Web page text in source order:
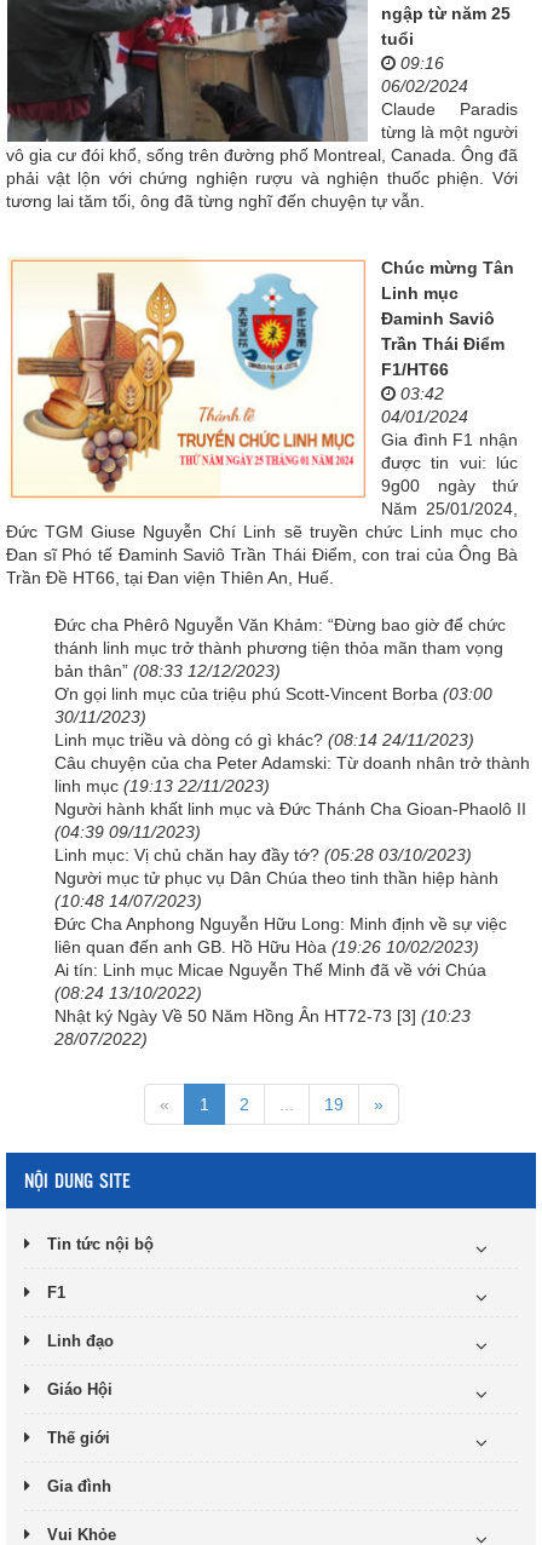
ngập từ năm 25
tuổi
09:16
06/02/2024
Claude Paradis
từng là một người
vô gia cư đói khổ, sống trên đường phố Montreal, Canada. Ông đã
phải vật lộn với chứng nghiện rượu và nghiện thuốc phiện. Với
tương lai tăm tối, ông đã từng nghĩ đến chuyện tự vẫn.
Chúc mừng Tân
Linh mục
Đaminh Saviô
Trần Thái Điểm
F1/HT66
03:42
04/01/2024
Gia đình F1 nhận
được tin vui: lúc
9g00 ngày thứ
Năm 25/01/2024,
Đức TGM Giuse Nguyễn Chí Linh sẽ truyền chức Linh mục cho
Đan sĩ Phó tế Đaminh Saviô Trần Thái Điểm, con trai của Ông Bà
Trần Đề HT66, tại Đan viện Thiên An, Huế.
Đức cha Phêrô Nguyễn Văn Khảm: “Đừng bao giờ để chức
thánh linh mục trở thành phương tiện thỏa mãn tham vọng
bản thân” (08:33 12/12/2023)
Ơn gọi linh mục của triệu phú Scott-Vincent Borba (03:00
30/11/2023)
Linh mục triều và dòng có gì khác? (08:14 24/11/2023)
Câu chuyện của cha Peter Adamski: Từ doanh nhân trở thành
linh mục (19:13 22/11/2023)
Người hành khất linh mục và Đức Thánh Cha Gioan-Phaolô II
(04:39 09/11/2023)
Linh mục: Vị chủ chăn hay đầy tớ? (05:28 03/10/2023)
Người mục tử phục vụ Dân Chúa theo tinh thần hiệp hành
(10:48 14/07/2023)
Đức Cha Anphong Nguyễn Hữu Long: Minh định về sự việc
liên quan đến anh GB. Hồ Hữu Hòa (19:26 10/02/2023)
Ai tín: Linh mục Micae Nguyễn Thế Minh đã về với Chúa
(08:24 13/10/2022)
Nhật ký Ngày Về 50 Năm Hồng Ân HT72-73 [3] (10:23
28/07/2022)
« 1 2 19 »
NỘI DUNG SITE
Tin tức nội bộ
F1
Linh đạo
Giáo Hội
Thế giới
Gia đình
Vui Khỏe